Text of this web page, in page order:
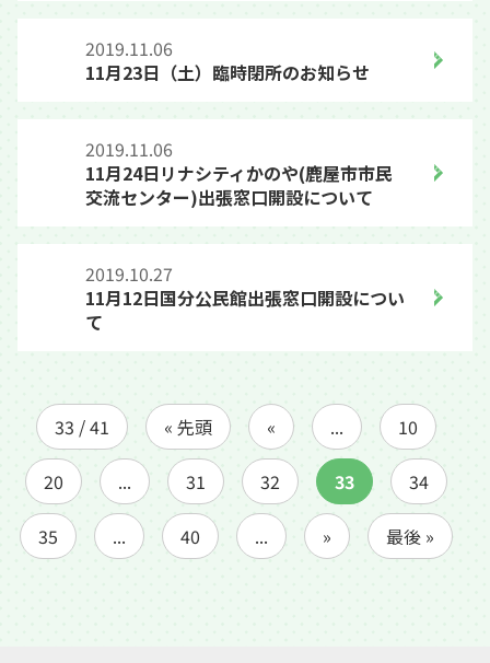
2019.11.06
11月23日（土）臨時閉所のお知らせ
2019.11.06
11月24日リナシティかのや(鹿屋市市民
交流センター)出張窓口開設について
2019.10.27
11月12日国分公民館出張窓口開設につい
て
33 / 41 « 先頭 « ... 10
20 ... 31 32 33 34
35 ... 40 ... » 最後 »